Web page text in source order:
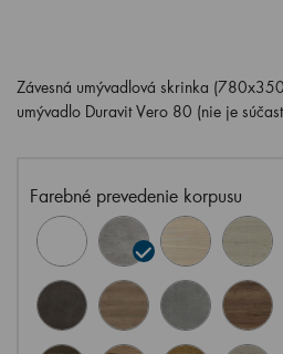
Závesná umývadlová skrinka
umývadlo Duravit Vero 80 (nie je
Farebné prevedenie korpusu